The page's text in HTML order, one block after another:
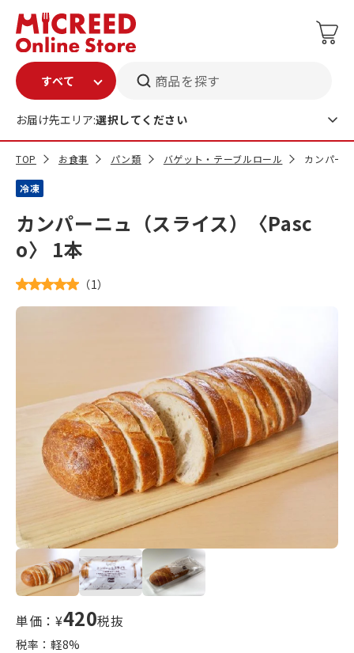
商品を探す
お届け先エリア:選択してください
TOP お食事 パン類 バゲット・テーブルロール カンパー
冷凍
カンパーニュ（スライス）〈Pasc
o〉 1本
（1）
単価：¥420税抜
税率：軽8%